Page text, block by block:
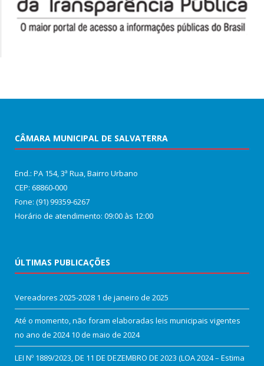
CÂMARA MUNICIPAL DE SALVATERRA
End.: PA 154, 3ª Rua, Bairro Urbano
CEP: 68860‑000
Fone: (91) 99359-6267
Horário de atendimento: 09:00 às 12:00
ÚLTIMAS PUBLICAÇÕES
Vereadores 2025-2028 1 de janeiro de 2025
Até o momento, não foram elaboradas leis municipais vigentes
no ano de 2024 10 de maio de 2024
LEI Nº 1889/2023, DE 11 DE DEZEMBRO DE 2023 (LOA 2024 – Estima